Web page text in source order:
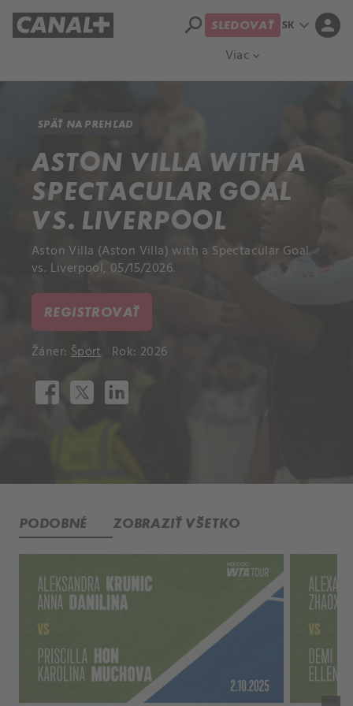
Viac expand_more
search SLEDOVAŤ SK expand_more person
SPÄŤ NA PREHĽAD
ASTON VILLA WITH A
SPECTACULAR GOAL
VS. LIVERPOOL
Aston Villa (Aston Villa) with a Spectacular Goal
vs. Liverpool, 05/15/2026.
REGISTROVAŤ
Žáner: Šport Rok: 2026
PODOBNÉ ZOBRAZIŤ VŠETKO